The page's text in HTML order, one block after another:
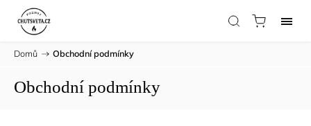
Domů / Obchodní podmínky
Obchodní podmínky